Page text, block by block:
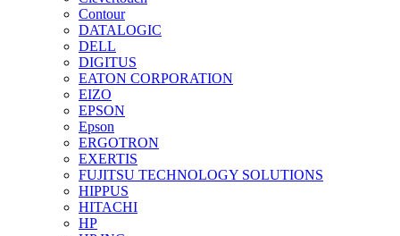
Contour
DATALOGIC
DELL
DIGITUS
EATON CORPORATION
EIZO
EPSON
Epson
ERGOTRON
EXERTIS
FUJITSU TECHNOLOGY SOLUTIONS
HIPPUS
HITACHI
HP